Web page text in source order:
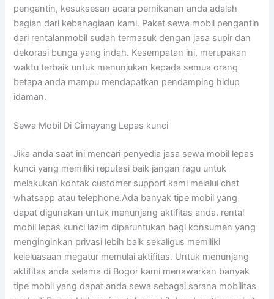
pengantin, kesuksesan acara pernikanan anda adalah
bagian dari kebahagiaan kami. Paket sewa mobil pengantin
dari rentalanmobil sudah termasuk dengan jasa supir dan
dekorasi bunga yang indah. Kesempatan ini, merupakan
waktu terbaik untuk menunjukan kepada semua orang
betapa anda mampu mendapatkan pendamping hidup
idaman.
Sewa Mobil Di Cimayang Lepas kunci
Jika anda saat ini mencari penyedia jasa sewa mobil lepas
kunci yang memiliki reputasi baik jangan ragu untuk
melakukan kontak customer support kami melalui chat
whatsapp atau telephone.Ada banyak tipe mobil yang
dapat digunakan untuk menunjang aktifitas anda. rental
mobil lepas kunci lazim diperuntukan bagi konsumen yang
menginginkan privasi lebih baik sekaligus memiliki
keleluasaan megatur memulai aktifitas. Untuk menunjang
aktifitas anda selama di Bogor kami menawarkan banyak
tipe mobil yang dapat anda sewa sebagai sarana mobilitas